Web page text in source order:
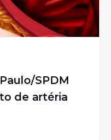
SPDM
de artéria